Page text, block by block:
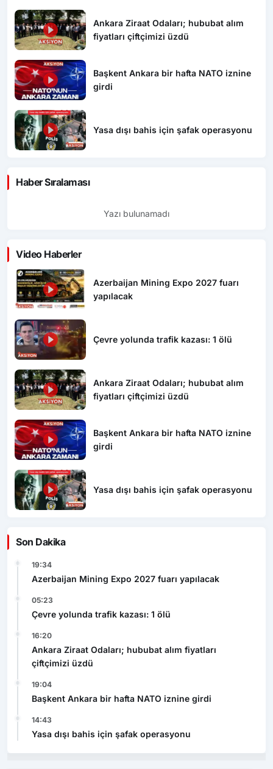
Ankara Ziraat Odaları; hububat alım
fiyatları çiftçimizi üzdü
Başkent Ankara bir hafta NATO iznine
girdi
Yasa dışı bahis için şafak operasyonu
Haber Sıralaması
Yazı bulunamadı
Video Haberler
Azerbaijan Mining Expo 2027 fuarı
yapılacak
Çevre yolunda trafik kazası: 1 ölü
Ankara Ziraat Odaları; hububat alım
fiyatları çiftçimizi üzdü
Başkent Ankara bir hafta NATO iznine
girdi
Yasa dışı bahis için şafak operasyonu
Son Dakika
19:34
Azerbaijan Mining Expo 2027 fuarı yapılacak
05:23
Çevre yolunda trafik kazası: 1 ölü
16:20
Ankara Ziraat Odaları; hububat alım fiyatları
çiftçimizi üzdü
19:04
Başkent Ankara bir hafta NATO iznine girdi
14:43
Yasa dışı bahis için şafak operasyonu